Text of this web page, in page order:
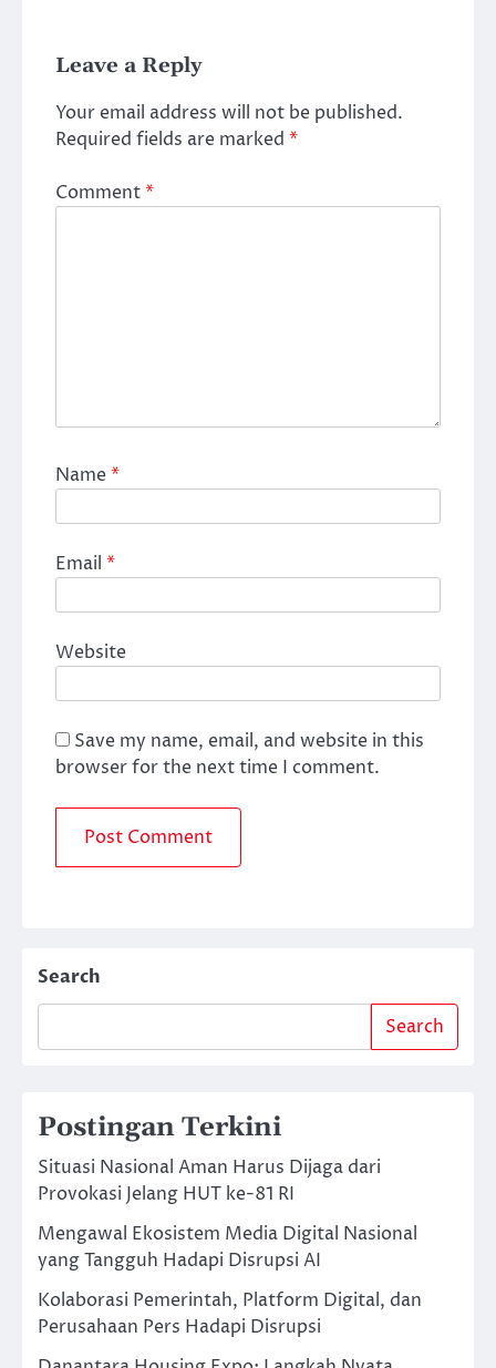
Leave a Reply
Your email address will not be published.
Required fields are marked *
Comment*
Name*
Email *
Website
Save my name, email, and website in this
browser for the next time I comment.
Search
Search
Postingan Terkini
Situasi Nasional Aman Harus Dijaga dari
Provokasi Jelang HUT ke-81 RI
Mengawal Ekosistem Media Digital Nasional
yang Tangguh Hadapi Disrupsi AI
Kolaborasi Pemerintah, Platform Digital, dan
Perusahaan Pers Hadapi Disrupsi